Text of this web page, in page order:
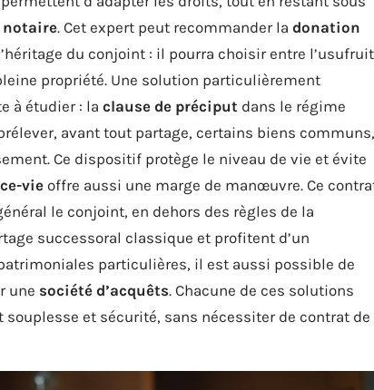
notaire. Cet expert peut recommander la donation
du conjoint : il pourra choisir entre l’usufruit
propriété. Une solution particulièrement
à étudier : la clause de préciput dans le régime
avant tout partage, certains biens communs,
Ce dispositif protège le niveau de vie et évite
vie offre aussi une marge de manœuvre. Ce
le conjoint, en dehors des règles de la
successoral classique et profitent d’un
particulières, il est aussi possible de
une société d’acquêts. Chacune de ces solutions
et sécurité, sans nécessiter de contrat de